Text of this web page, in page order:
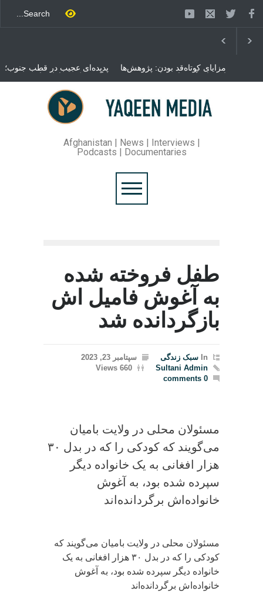
پدیده‌ای عجیب در قطب جنوب؛
پنگوئنی که هزاران بار در روز
می‌خوابد
مزایای کوتاه‌قد بودن: پژوهش‌ها
از فواید آن برای سلامتی
می‌گویند
محمدباقر قالیباف، رئیس
مجلس ایران، با انتقاد تند از
سیاست‌های دونالد ترمپ اعلام
کرد که واشنگتن تلاش دارد با
روند گفتگوها را از مسیر
مذاکره به سمت تسلیم سوق
دهد.
Afghanistan | News | Interviews |
Podcasts | Documentaries
طفل فروخته شده
به آغوش فامیل اش
بازگردانده شد
In سبک زندگی
سپتامبر 23, 2023
Sultani Admin
660 Views
0 comments
مسئولان محلی در ولایت بامیان
می‌گویند که کودکی را که در بدل ۳۰
هزار افغانی به یک خانواده دیگر
سپرده شده بود، به آغوش
خانواده‌اش برگردانده‌‌اند
مسئولان محلی در ولایت بامیان می‌گویند که
کودکی را که در بدل ۳۰ هزار افغانی به یک
خانواده دیگر سپرده شده بود، به آغوش
خانواده‌اش برگردانده‌‌اند